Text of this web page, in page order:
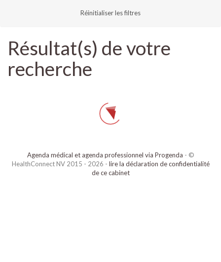
Réinitialiser les filtres
Résultat(s) de votre
recherche
Agenda médical et agenda professionnel via Progenda - ©
HealthConnect NV 2015 - 2026 - lire la déclaration de confidentialité
de ce cabinet